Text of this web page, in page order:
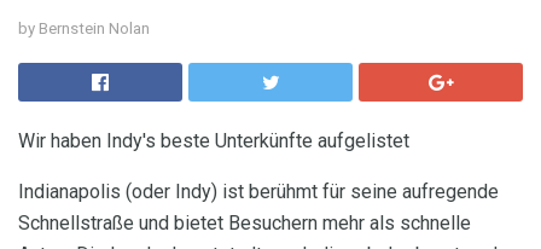
by Bernstein Nolan
Wir haben Indy's beste Unterkünfte aufgelistet
Indianapolis (oder Indy) ist berühmt für seine aufregende
Schnellstraße und bietet Besuchern mehr als schnelle